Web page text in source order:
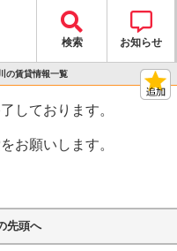
検索 お知らせ
の賃貸情報一覧
しております。
お願いします。
先頭へ